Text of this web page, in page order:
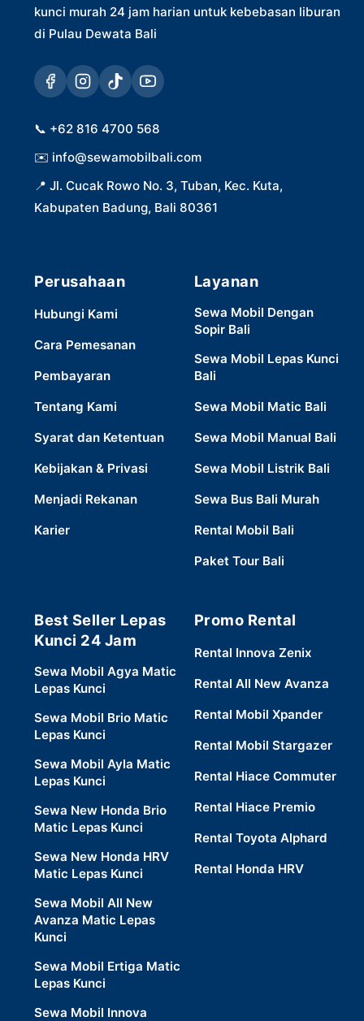
kunci murah 24 jam harian untuk kebebasan liburan
di Pulau Dewata Bali
📞 +62 816 4700 568
✉️ info@sewamobilbali.com
📍Jl. Cucak Rowo No. 3, Tuban, Kec. Kuta,
Kabupaten Badung, Bali 80361
Perusahaan
Hubungi Kami
Cara Pemesanan
Pembayaran
Tentang Kami
Syarat dan Ketentuan
Kebijakan & Privasi
Menjadi Rekanan
Karier
Layanan
Sewa Mobil Dengan
Sopir Bali
Sewa Mobil Lepas Kunci
Bali
Sewa Mobil Matic Bali
Sewa Mobil Manual Bali
Sewa Mobil Listrik Bali
Sewa Bus Bali Murah
Rental Mobil Bali
Paket Tour Bali
Best Seller Lepas
Kunci 24 Jam
Sewa Mobil Agya Matic
Lepas Kunci
Sewa Mobil Brio Matic
Lepas Kunci
Sewa Mobil Ayla Matic
Lepas Kunci
Sewa New Honda Brio
Matic Lepas Kunci
Sewa New Honda HRV
Matic Lepas Kunci
Sewa Mobil All New
Avanza Matic Lepas
Kunci
Sewa Mobil Ertiga Matic
Lepas Kunci
Sewa Mobil Innova
Promo Rental
Rental Innova Zenix
Rental All New Avanza
Rental Mobil Xpander
Rental Mobil Stargazer
Rental Hiace Commuter
Rental Hiace Premio
Rental Toyota Alphard
Rental Honda HRV